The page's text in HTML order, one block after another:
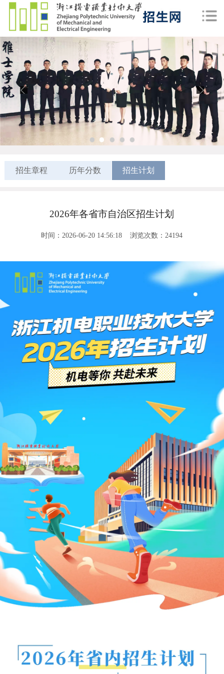
1 2
招生章程 历年分数 招生计划
2026年各省市自治区招生计划
时间：2026-06-20 14:56:18 浏览次数：24194